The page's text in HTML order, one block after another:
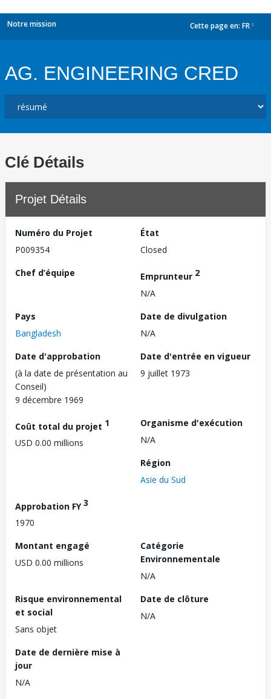
Notre mission Cette page en: FR
AG. ENGINEERING CRED
Clé Détails
Projet Détails
Numéro du Projet
P009354
État
Closed
Chef d’équipe
Emprunteur 2
N/A
Pays
Bangladesh
Date de divulgation
N/A
Date d'approbation
(à la date de présentation au
Conseil)
9 décembre 1969
Date d'entrée en vigueur
9 juillet 1973
Coût total du projet 1
USD 0.00 millions
Organisme d'exécution
N/A
Région
Asie du Sud
Approbation FY3
1970
Montant engagé
USD 0.00 millions
Catégorie
Environnementale
N/A
Risque environnemental
et social
Sans objet
Date de clôture
N/A
Date de dernière mise à
jour
N/A